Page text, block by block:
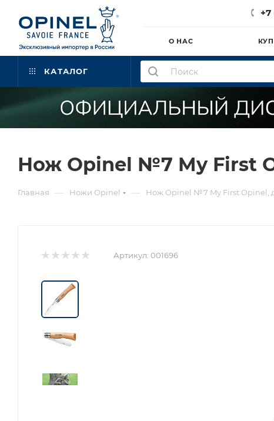
О НАС
КАТАЛОГ
Нож Opinel №7 My First
Главная — Ножи Opinel — Нож Opinel №7 My First Opinel,
Артикул: 001696